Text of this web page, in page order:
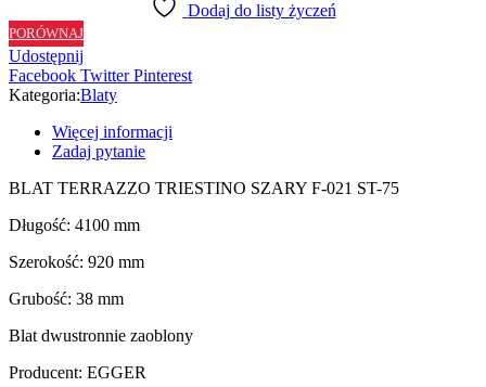
SZARY
F021
ST75
-
92
Dodaj do listy życzeń
PORÓWNAJ
Udostępnij
Facebook Twitter Pinterest
Kategoria:Blaty
Więcej informacji
Zadaj pytanie
BLAT TERRAZZO TRIESTINO SZARY F-021 ST-75
Długość: 4100 mm
Szerokość: 920 mm
Grubość: 38 mm
Blat dwustronnie zaoblony
Producent: EGGER